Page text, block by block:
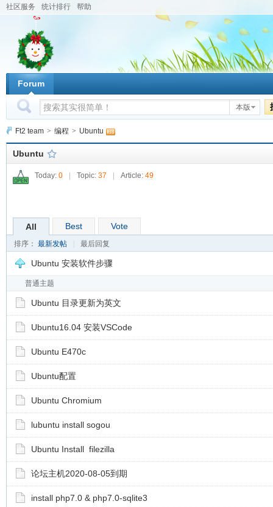
社区服务 统计排行 帮助
Forum
本版
Ft2 team > 编程 > Ubuntu
Ubuntu
Today: 0 Topic: 37 Article: 49
All Best Vote
排序： 最新发帖 最后回复
Ubuntu 安装软件步骤
普通主题
Ubuntu 目录更新为英文
Ubuntu16.04 安装VSCode
Ubuntu E470c
Ubuntu配置
Ubuntu Chromium
lubuntu install sogou
Ubuntu Install filezilla
论坛主机2020-08-05到期
install php7.0 & php7.0-sqlite3